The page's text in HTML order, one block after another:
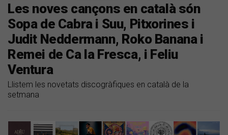
Les noves cançons en català són
Sopa de Cabra i Suu, Pitxorines i
Judit Neddermann, Roko Banana i
Remei de Ca la Fresca, i Feliu
Ventura
Llistem les novetats discogràfiques en català de la
setmana